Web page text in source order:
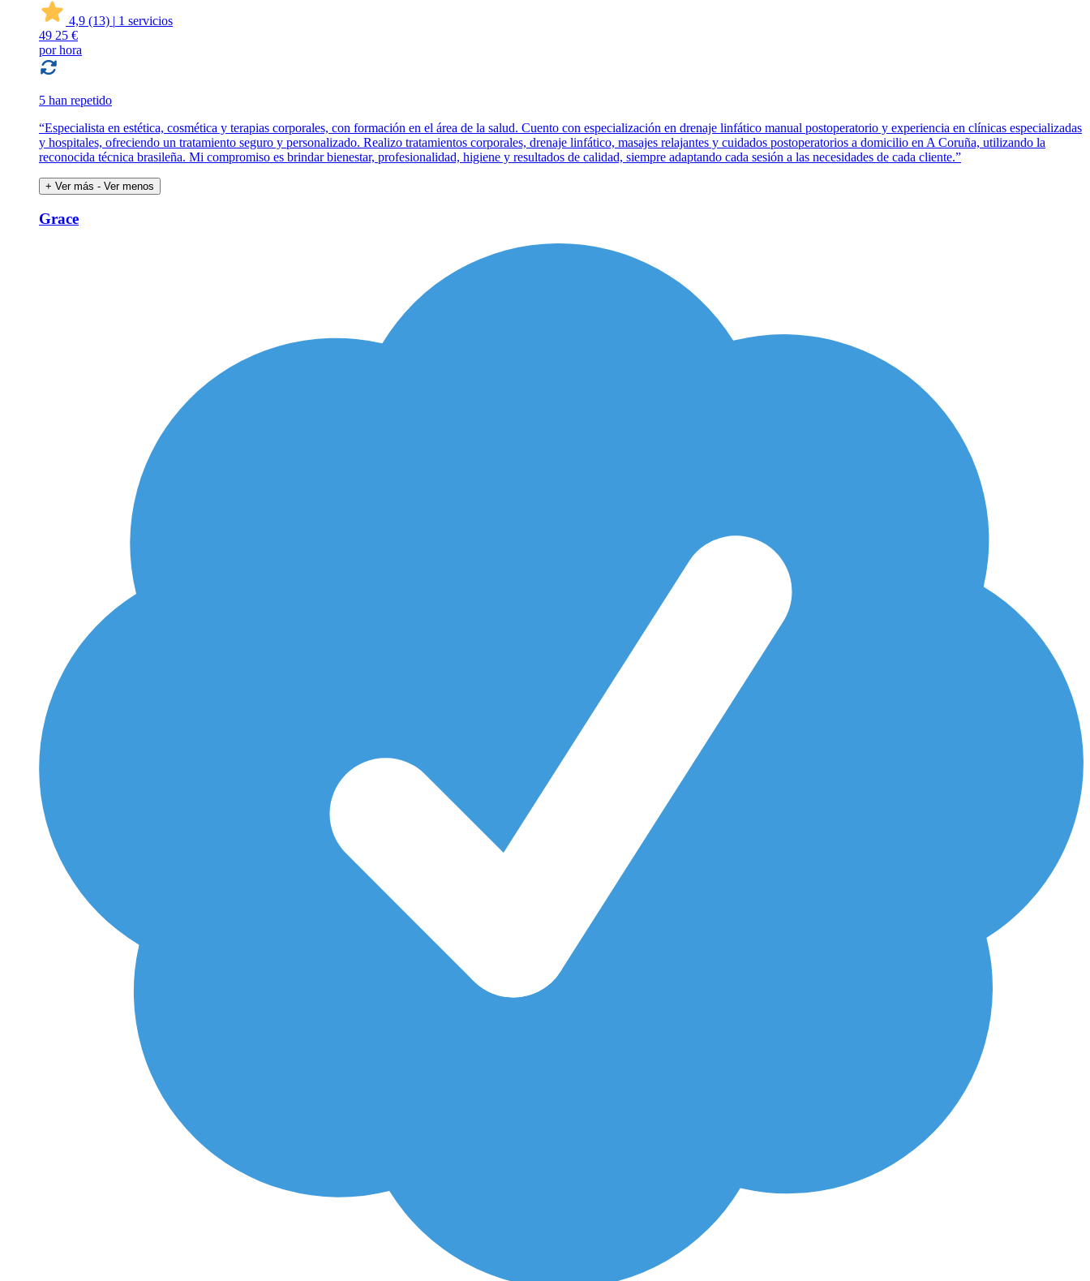
4,9 (13) | 1 servicios
49 25 €
por hora
5 han repetido
“Especialista en estética, cosmética y terapias corporales, con formación en el área de la salud. Cuento con especialización en drenaje linfático manual postoperatorio y experiencia en clínicas especializadas
y hospitales, ofreciendo un tratamiento seguro y personalizado. Realizo tratamientos corporales, drenaje linfático, masajes relajantes y cuidados postoperatorios a domicilio en A Coruña, utilizando la
reconocida técnica brasileña. Mi compromiso es brindar bienestar, profesionalidad, higiene y resultados de calidad, siempre adaptando cada sesión a las necesidades de cada cliente.”
+ Ver más - Ver menos
Grace